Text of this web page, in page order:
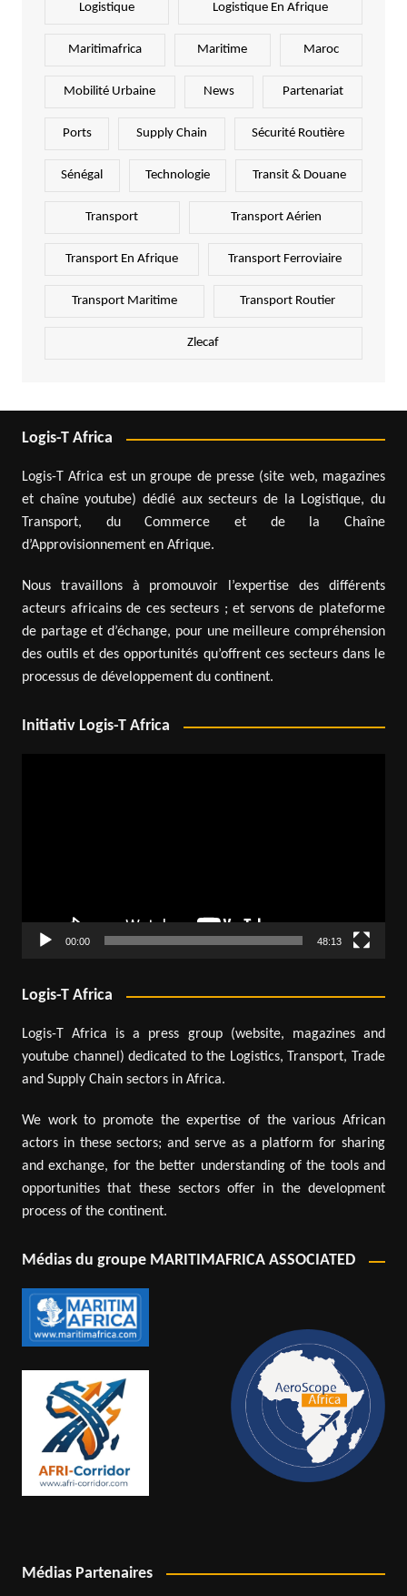
Logistique Logistique En Afrique
Maritimafrica Maritime Maroc
Mobilité Urbaine News Partenariat
Ports Supply Chain Sécurité Routière
Sénégal Technologie Transit & Douane
Transport Transport Aérien
Transport En Afrique Transport Ferroviaire
Transport Maritime Transport Routier
Zlecaf
Logis-T Africa
Logis-T Africa est un groupe de presse (site web, magazines
et chaîne youtube) dédié aux secteurs de la Logistique, du
Transport, du Commerce et de la Chaîne
d’Approvisionnement en Afrique.
Nous travaillons à promouvoir l’expertise des différents
acteurs africains de ces secteurs ; et servons de plateforme
de partage et d’échange, pour une meilleure compréhension
des outils et des opportunités qu’offrent ces secteurs dans le
processus de développement du continent.
Initiativ Logis-T Africa
00:00 48:13
Logis-T Africa
Logis-T Africa is a press group (website, magazines and
youtube channel) dedicated to the Logistics, Transport, Trade
and Supply Chain sectors in Africa.
We work to promote the expertise of the various African
actors in these sectors; and serve as a platform for sharing
and exchange, for the better understanding of the tools and
opportunities that these sectors offer in the development
process of the continent.
Médias du groupe MARITIMAFRICA ASSOCIATED
Médias Partenaires